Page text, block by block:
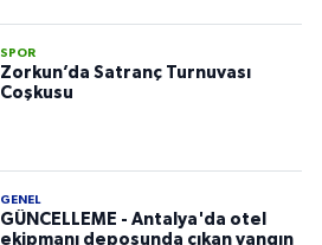
SPOR
Zorkun’da Satranç Turnuvası
Coşkusu
GENEL
GÜNCELLEME - Antalya'da otel
ekipmanı deposunda çıkan yangın